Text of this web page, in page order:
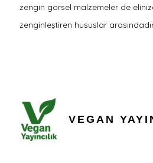
zengin görsel malzemeler de
zenginleştiren hususlar
VEGAN